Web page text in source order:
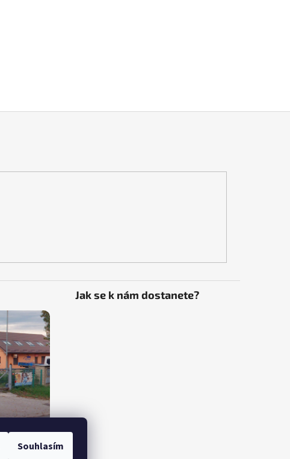
Souhlasím
Jak se k nám dostanete?